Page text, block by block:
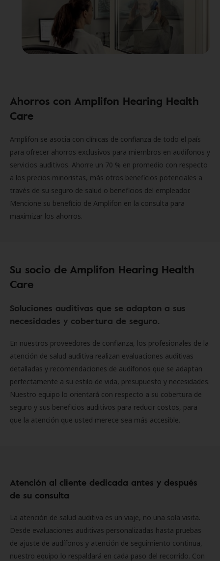
Ahorros con Amplifon Hearing Health
Care
Amplifon se asocia con clínicas de confianza de todo el país
para ofrecer ahorros exclusivos para miembros en audífonos y
servicios auditivos. Ahorre un 70 % en promedio con respecto
a los precios minoristas, más otros beneficios potenciales a
través de su seguro de salud o beneficios del empleador.
Mencione su beneficio de Amplifon en la consulta para
maximizar los ahorros.
Su socio de Amplifon Hearing Health
Care
Soluciones auditivas que se adaptan a sus
necesidades y cobertura de seguro.
En nuestros proveedores de confianza, los profesionales de la
atención de salud auditiva realizan evaluaciones auditivas
detalladas y recomendaciones de audífonos que se adaptan
perfectamente a su estilo de vida, presupuesto y necesidades.
Nuestro equipo lo orientará con respecto a su cobertura de
seguro y sus beneficios auditivos para reducir costos, para
que la atención que usted merece sea más accesible.
Atención al cliente dedicada antes y después
de su consulta
La atención de salud auditiva es un viaje, no una sola visita.
Desde evaluaciones auditivas personalizadas hasta pruebas
de ajuste de audífonos y atención de seguimiento continua,
nuestro equipo lo respaldará en cada paso del recorrido. Con